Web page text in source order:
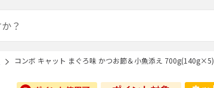
コンボ キャット まぐろ味 かつお節＆小魚添え 700g(140g×5)